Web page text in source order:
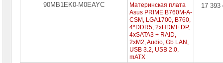
90MB1EK0-M0EAYC
Материнская плата
Asus PRIME B760M-A-
CSM, LGA1700, B760,
4*DDR5, 2xHDMI+DP,
4xSATA3 + RAID,
2xM2, Audio, Gb LAN,
USB 3.2, USB 2.0,
mATX
17